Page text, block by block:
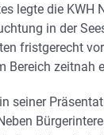
legte die KWH
in der
fristgerecht
Bereich zeitnah
seiner